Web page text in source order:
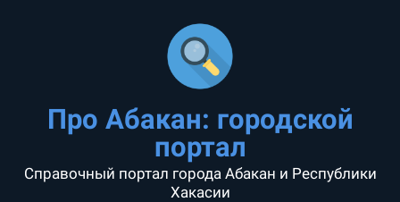
Про Абакан: городской
портал
Справочный портал города Абакан и Республики
Хакасии